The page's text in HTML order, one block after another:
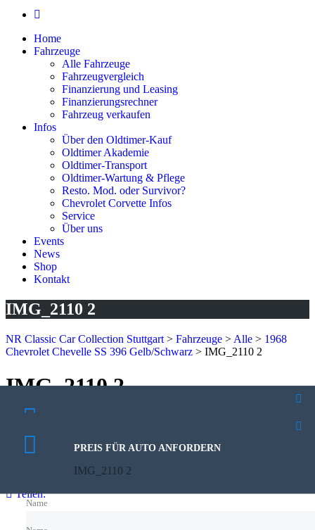
Home
Fahrzeuge
Alle Fahrzeuge
Fahrzeugvergleich
Finanzierung und Leasing
Finanzierungsrechner
Fahrzeug verkaufen
Infos
Über den Oldtimer-Kauf
Oldtimer Akademie
Oldtimer-Transport
Oldtimer-Wartung & Pflege
Resto. Mod. oder Survivor?
Chevrolet Corvette Infos
Service
Über uns
Events
News
Shop
Kontakt
IMG_2110 2
NR Classic Car Collection Stuttgart > Fahrzeuge > Alle > 1968
Chevrolet Chevelle SS 396 Gelb/Schwarz > IMG_2110 2
IMG_2110 2
Veröffentlicht von:
Keine Kommentare
Teilen:
IMG_2110 2
Name
PREIS FÜR AUTO ANFORDERN
IMG_2110 2